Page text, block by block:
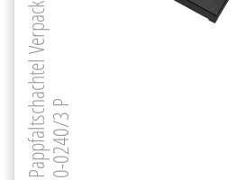
Pappfaltschachtel Verpackung0-0240/3 P